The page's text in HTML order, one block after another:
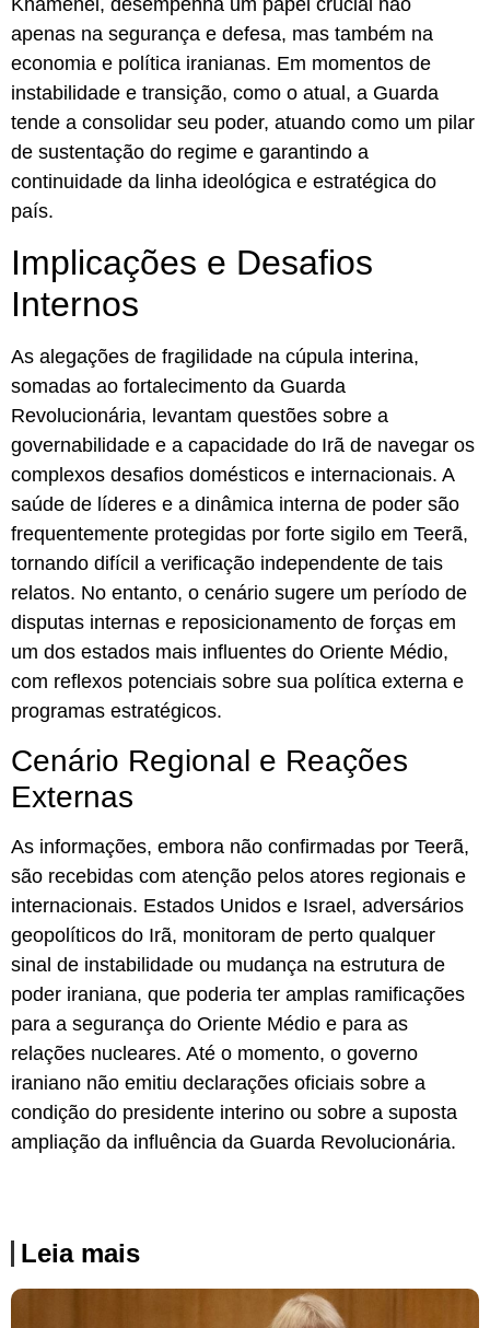
apenas na segurança e defesa, mas também na
economia e política iranianas. Em momentos de
instabilidade e transição, como o atual, a Guarda
tende a consolidar seu poder, atuando como um pilar
de sustentação do regime e garantindo a
continuidade da linha ideológica e estratégica do
país.
Implicações e Desafios
Internos
As alegações de fragilidade na cúpula interina,
somadas ao fortalecimento da Guarda
Revolucionária, levantam questões sobre a
governabilidade e a capacidade do Irã de navegar os
complexos desafios domésticos e internacionais. A
saúde de líderes e a dinâmica interna de poder são
frequentemente protegidas por forte sigilo em Teerã,
tornando difícil a verificação independente de tais
relatos. No entanto, o cenário sugere um período de
disputas internas e reposicionamento de forças em
um dos estados mais influentes do Oriente Médio,
com reflexos potenciais sobre sua política externa e
programas estratégicos.
Cenário Regional e Reações
Externas
As informações, embora não confirmadas por Teerã,
são recebidas com atenção pelos atores regionais e
internacionais. Estados Unidos e Israel, adversários
geopolíticos do Irã, monitoram de perto qualquer
sinal de instabilidade ou mudança na estrutura de
poder iraniana, que poderia ter amplas ramificações
para a segurança do Oriente Médio e para as
relações nucleares. Até o momento, o governo
iraniano não emitiu declarações oficiais sobre a
condição do presidente interino ou sobre a suposta
ampliação da influência da Guarda Revolucionária.
Leia mais